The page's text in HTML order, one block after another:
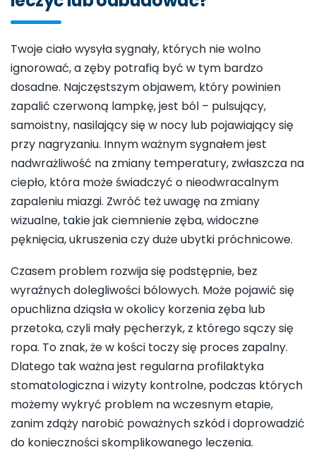
Twoje ciało wysyła sygnały, których nie wolno
ignorować, a zęby potrafią być w tym bardzo
dosadne. Najczęstszym objawem, który powinien
zapalić czerwoną lampkę, jest ból – pulsujący,
samoistny, nasilający się w nocy lub pojawiający się
przy nagryzaniu. Innym ważnym sygnałem jest
nadwrażliwość na zmiany temperatury, zwłaszcza na
ciepło, która może świadczyć o nieodwracalnym
zapaleniu miazgi. Zwróć też uwagę na zmiany
wizualne, takie jak ciemnienie zęba, widoczne
pęknięcia, ukruszenia czy duże ubytki próchnicowe.
Czasem problem rozwija się podstępnie, bez
wyraźnych dolegliwości bólowych. Może pojawić się
opuchlizna dziąsła w okolicy korzenia zęba lub
przetoka, czyli mały pęcherzyk, z którego sączy się
ropa. To znak, że w kości toczy się proces zapalny.
Dlatego tak ważna jest regularna profilaktyka
stomatologiczna i wizyty kontrolne, podczas których
możemy wykryć problem na wczesnym etapie,
zanim zdąży narobić poważnych szkód i doprowadzić
do konieczności skomplikowanego leczenia.